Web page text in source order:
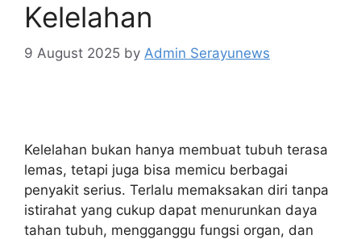
Kelelahan
9 August 2025 by Admin Serayunews
Kelelahan bukan hanya membuat tubuh terasa
lemas, tetapi juga bisa memicu berbagai
penyakit serius. Terlalu memaksakan diri tanpa
istirahat yang cukup dapat menurunkan daya
tahan tubuh, mengganggu fungsi organ, dan